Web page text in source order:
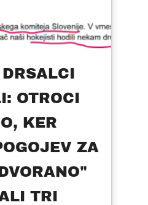
OTROCI
KER
ZA
TRI